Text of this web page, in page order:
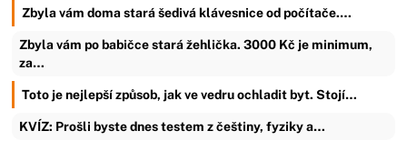
Zbyla vám doma stará šedivá klávesnice od počítače.…
Zbyla vám po babičce stará žehlička. 3000 Kč je minimum,
za…
Toto je nejlepší způsob, jak ve vedru ochladit byt. Stojí…
KVÍZ: Prošli byste dnes testem z češtiny, fyziky a…